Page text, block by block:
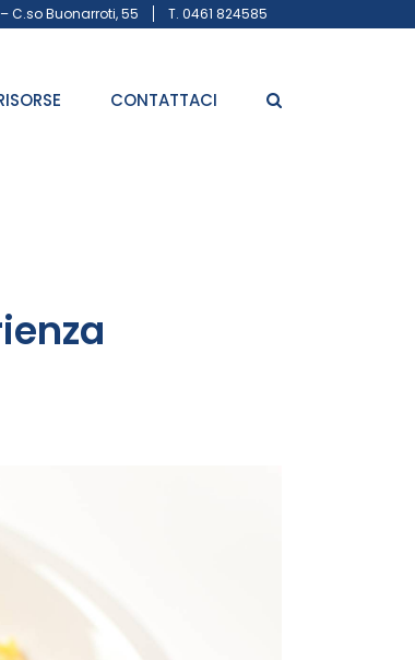
C.so Buonarroti, 55 T. 0461 824585
CONTATTACI